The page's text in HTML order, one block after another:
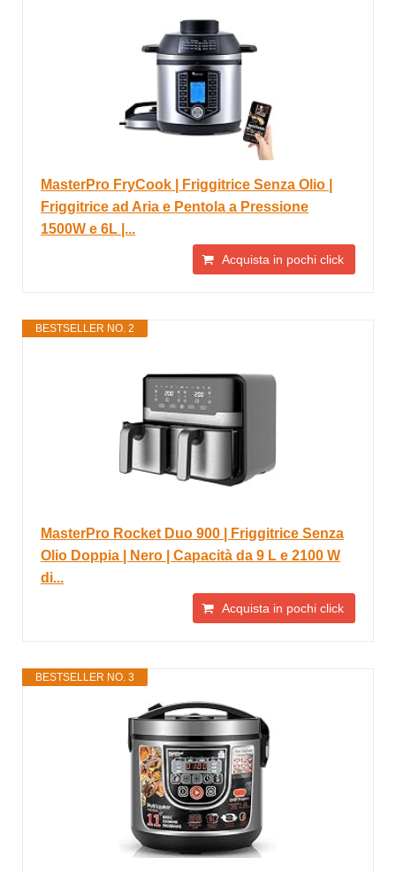
MasterPro FryCook | Friggitrice Senza Olio |
Friggitrice ad Aria e Pentola a Pressione
1500W e 6L |...
Acquista in pochi click
BESTSELLER NO. 2
MasterPro Rocket Duo 900 | Friggitrice Senza
Olio Doppia | Nero | Capacità da 9 L e 2100 W
di...
Acquista in pochi click
BESTSELLER NO. 3